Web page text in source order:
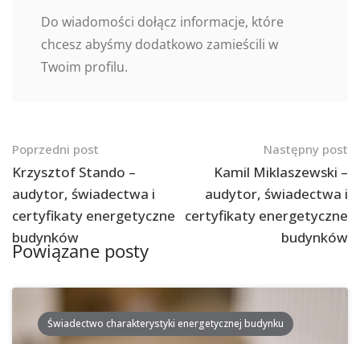
Do wiadomości dołącz informacje, które
chcesz abyśmy dodatkowo zamieścili w
Twoim profilu.
Nawigacja
po
postach
Poprzedni post
Krzysztof Stando –
audytor, świadectwa i
certyfikaty energetyczne
budynków
Następny post
Kamil Miklaszewski –
audytor, świadectwa i
certyfikaty energetyczne
budynków
Powiązane posty
Świadectwo charakterystyki energetycznej budynku